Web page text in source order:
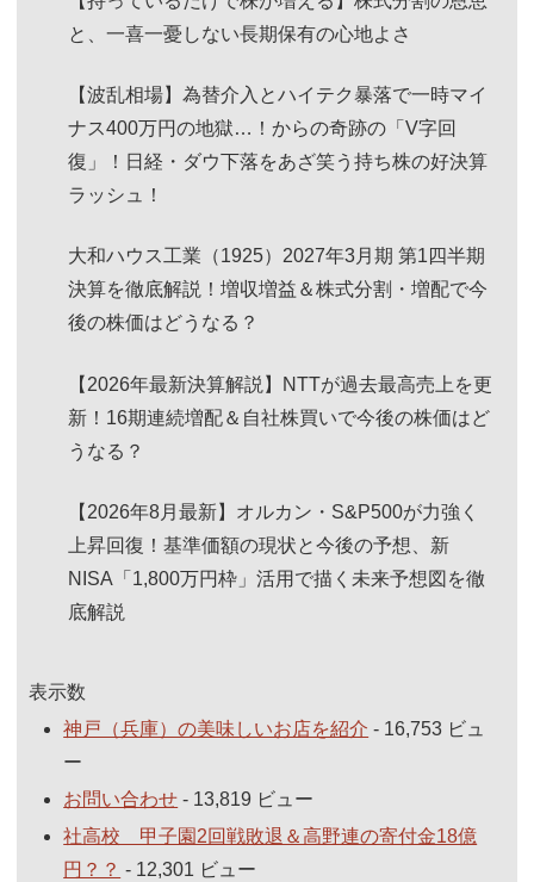
と、一喜一憂しない長期保有の心地よさ
【波乱相場】為替介入とハイテク暴落で一時マイ
ナス400万円の地獄…！からの奇跡の「V字回
復」！日経・ダウ下落をあざ笑う持ち株の好決算
ラッシュ！
大和ハウス工業（1925）2027年3月期 第1四半期
決算を徹底解説！増収増益＆株式分割・増配で今
後の株価はどうなる？
【2026年最新決算解説】NTTが過去最高売上を更
新！16期連続増配＆自社株買いで今後の株価はど
うなる？
【2026年8月最新】オルカン・S&P500が力強く
上昇回復！基準価額の現状と今後の予想、新
NISA「1,800万円枠」活用で描く未来予想図を徹
底解説
表示数
神戸（兵庫）の美味しいお店を紹介 - 16,753 ビュ
ー
お問い合わせ - 13,819 ビュー
社高校 甲子園2回戦敗退＆高野連の寄付金18億
円？？ - 12,301 ビュー